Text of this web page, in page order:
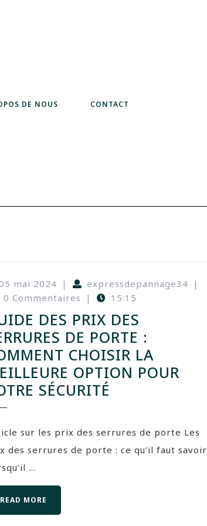
DE NOUS CONTACT
mai 2024 | expressdepannage34 |
0 Commentaires
| 15:15
DES PRIX DES
DE PORTE :
CHOISIR LA
OPTION POUR
SÉCURITÉ
sur les prix des serrures de porte Les
des serrures de porte : ce qu’il faut savoir
...
READ MORE